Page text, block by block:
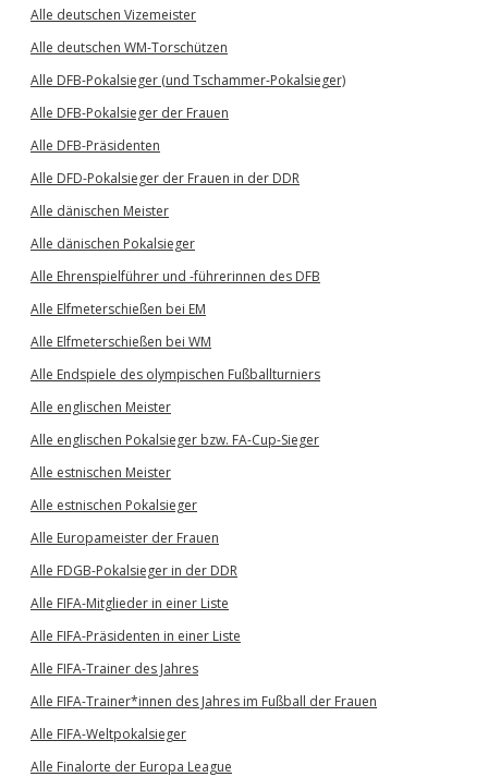
Alle deutschen Vizemeister
Alle deutschen WM-Torschützen
Alle DFB-Pokalsieger (und Tschammer-Pokalsieger)
Alle DFB-Pokalsieger der Frauen
Alle DFB-Präsidenten
Alle DFD-Pokalsieger der Frauen in der DDR
Alle dänischen Meister
Alle dänischen Pokalsieger
Alle Ehrenspielführer und -führerinnen des DFB
Alle Elfmeterschießen bei EM
Alle Elfmeterschießen bei WM
Alle Endspiele des olympischen Fußballturniers
Alle englischen Meister
Alle englischen Pokalsieger bzw. FA-Cup-Sieger
Alle estnischen Meister
Alle estnischen Pokalsieger
Alle Europameister der Frauen
Alle FDGB-Pokalsieger in der DDR
Alle FIFA-Mitglieder in einer Liste
Alle FIFA-Präsidenten in einer Liste
Alle FIFA-Trainer des Jahres
Alle FIFA-Trainer*innen des Jahres im Fußball der Frauen
Alle FIFA-Weltpokalsieger
Alle Finalorte der Europa League